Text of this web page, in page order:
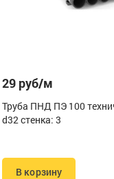
29 руб/м
Труба ПНД ПЭ 100
d32 стенка: 3
В корзину